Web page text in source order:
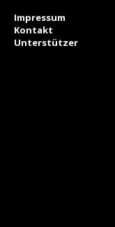
Impressum
Kontakt
Unterstützer